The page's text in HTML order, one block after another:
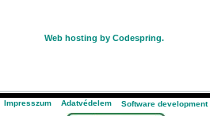
Web hosting by Codespring.
Impresszum Adatvédelem Software development